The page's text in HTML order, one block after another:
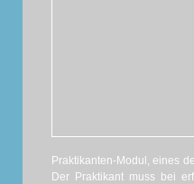
Praktikanten-Modul, eines
Der Praktikant muss bei